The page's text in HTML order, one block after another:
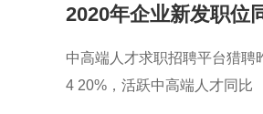
2020年企业新发职位
中高端人才求职招聘平台猎
4 20%，活跃中高端人才同比